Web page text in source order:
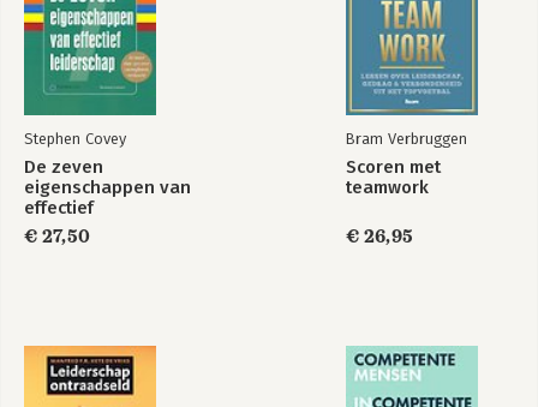
Stephen Covey
De zeven
eigenschappen van
effectief
leiderschap
€ 27,50
Bram Verbruggen
Scoren met
teamwork
€ 26,95